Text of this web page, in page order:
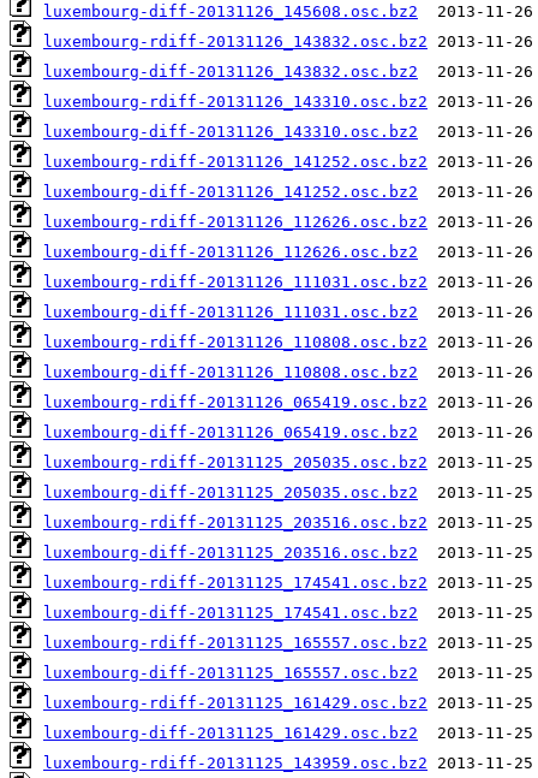
luxembourg-diff-20131126_145608.osc.bz2
luxembourg-rdiff-20131126_143832.osc.bz2
luxembourg-diff-20131126_143832.osc.bz2
luxembourg-rdiff-20131126_143310.osc.bz2
luxembourg-diff-20131126_143310.osc.bz2
luxembourg-rdiff-20131126_141252.osc.bz2
luxembourg-diff-20131126_141252.osc.bz2
luxembourg-rdiff-20131126_112626.osc.bz2
luxembourg-diff-20131126_112626.osc.bz2
luxembourg-rdiff-20131126_111031.osc.bz2
luxembourg-diff-20131126_111031.osc.bz2
luxembourg-rdiff-20131126_110808.osc.bz2
luxembourg-diff-20131126_110808.osc.bz2
luxembourg-rdiff-20131126_065419.osc.bz2
luxembourg-diff-20131126_065419.osc.bz2
luxembourg-rdiff-20131125_205035.osc.bz2
luxembourg-diff-20131125_205035.osc.bz2
luxembourg-rdiff-20131125_203516.osc.bz2
luxembourg-diff-20131125_203516.osc.bz2
luxembourg-rdiff-20131125_174541.osc.bz2
luxembourg-diff-20131125_174541.osc.bz2
luxembourg-rdiff-20131125_165557.osc.bz2
luxembourg-diff-20131125_165557.osc.bz2
luxembourg-rdiff-20131125_161429.osc.bz2
luxembourg-diff-20131125_161429.osc.bz2
luxembourg-rdiff-20131125_143959.osc.bz2